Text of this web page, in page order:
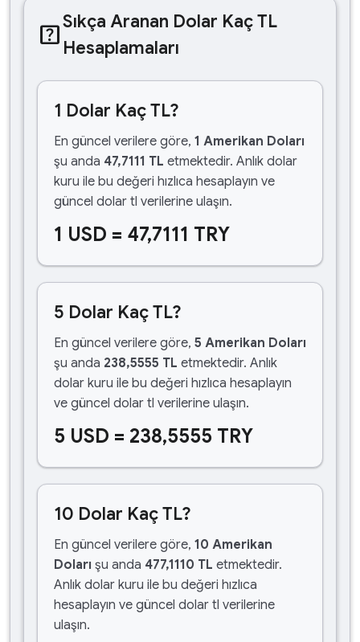
help_centerSıkça Aranan Dolar Kaç TL
Hesaplamaları
1 Dolar Kaç TL?
En güncel verilere göre, 1 Amerikan Doları
şu anda 47,7111 TL etmektedir. Anlık dolar
kuru ile bu değeri hızlıca hesaplayın ve
güncel dolar tl verilerine ulaşın.
1 USD = 47,7111 TRY
5 Dolar Kaç TL?
En güncel verilere göre, 5 Amerikan Doları
şu anda 238,5555 TL etmektedir. Anlık
dolar kuru ile bu değeri hızlıca hesaplayın
ve güncel dolar tl verilerine ulaşın.
5 USD = 238,5555 TRY
10 Dolar Kaç TL?
En güncel verilere göre, 10 Amerikan
Doları şu anda 477,1110 TL etmektedir.
Anlık dolar kuru ile bu değeri hızlıca
hesaplayın ve güncel dolar tl verilerine
ulaşın.